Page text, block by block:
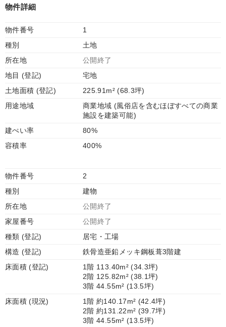
物件詳細
物件番号
1
種別
土地
所在地
公開終了
地目 (登記)
宅地
土地面積 (登記)
225.91m² (68.3坪)
用途地域
商業地域 (風俗店を含むほぼすべての商業
施設を建築可能)
建ぺい率
80%
容積率
400%
物件番号
2
種別
建物
所在地
公開終了
家屋番号
公開終了
種類 (登記)
居宅・工場
構造 (登記)
鉄骨造亜鉛メッキ鋼板葺3階建
床面積 (登記)
1階 113.40m² (34.3坪)
2階 125.82m² (38.1坪)
3階 44.55m² (13.5坪)
床面積 (現況)
1階 約140.17m² (42.4坪)
2階 約131.22m² (39.7坪)
3階 44.55m² (13.5坪)